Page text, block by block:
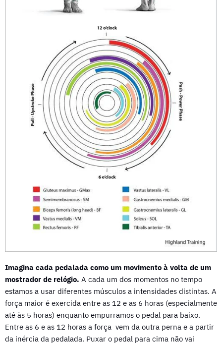
Imagina cada pedalada como um movimento à volta de um
mostrador de relógio. A cada um dos momentos no tempo
estamos a usar diferentes músculos a intensidades distintas. A
força maior é exercida entre as 12 e as 6 horas (especialmente
até às 5 horas) enquanto empurramos o pedal para baixo.
Entre as 6 e as 12 horas a força vem da outra perna e a partir
da inércia da pedalada. Puxar o pedal para cima não vai